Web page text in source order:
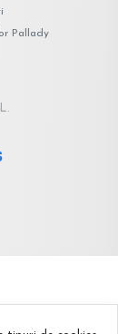
Pallady